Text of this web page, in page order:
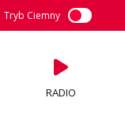
Tryb Ciemny
RADIO